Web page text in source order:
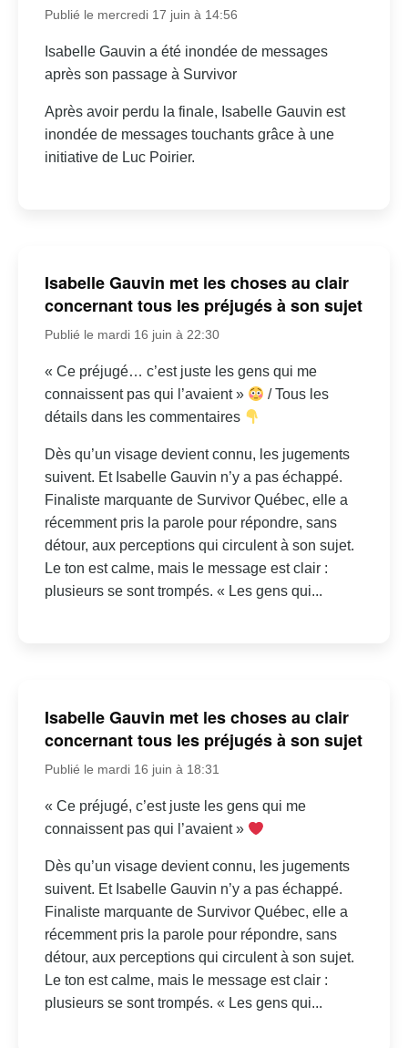
Publié le mercredi 17 juin à 14:56
Isabelle Gauvin a été inondée de messages
après son passage à Survivor
Après avoir perdu la finale, Isabelle Gauvin est
inondée de messages touchants grâce à une
initiative de Luc Poirier.
Isabelle Gauvin met les choses au clair
concernant tous les préjugés à son sujet
Publié le mardi 16 juin à 22:30
« Ce préjugé… c’est juste les gens qui me
connaissent pas qui l’avaient »
/ Tous les
détails dans les commentaires
Dès qu’un visage devient connu, les jugements
suivent. Et Isabelle Gauvin n’y a pas échappé.
Finaliste marquante de Survivor Québec, elle a
récemment pris la parole pour répondre, sans
détour, aux perceptions qui circulent à son sujet.
Le ton est calme, mais le message est clair :
plusieurs se sont trompés. « Les gens qui...
Isabelle Gauvin met les choses au clair
concernant tous les préjugés à son sujet
Publié le mardi 16 juin à 18:31
« Ce préjugé, c’est juste les gens qui me
connaissent pas qui l’avaient »
Dès qu’un visage devient connu, les jugements
suivent. Et Isabelle Gauvin n’y a pas échappé.
Finaliste marquante de Survivor Québec, elle a
récemment pris la parole pour répondre, sans
détour, aux perceptions qui circulent à son sujet.
Le ton est calme, mais le message est clair :
plusieurs se sont trompés. « Les gens qui...